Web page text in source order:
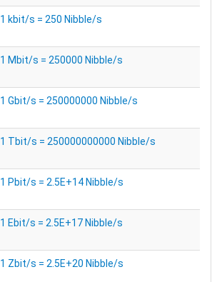
1 kbit/s = 250 Nibble/s
1 Mbit/s = 250000 Nibble/s
1 Gbit/s = 250000000 Nibble/s
1 Tbit/s = 250000000000 Nibble/s
1 Pbit/s = 2.5E+14 Nibble/s
1 Ebit/s = 2.5E+17 Nibble/s
1 Zbit/s = 2.5E+20 Nibble/s